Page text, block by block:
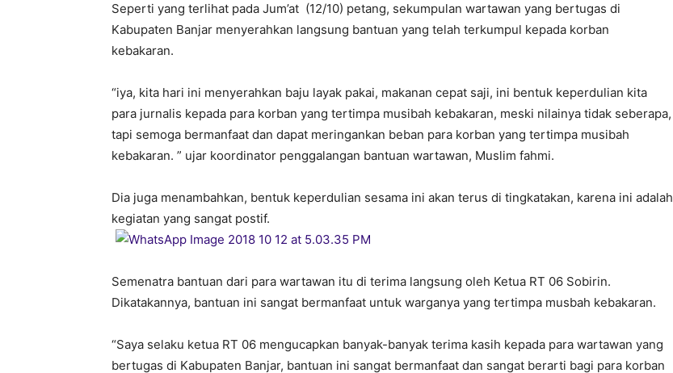
Seperti yang terlihat pada Jum’at (12/10) petang, sekumpulan wartawan yang bertugas di
Kabupaten Banjar menyerahkan langsung bantuan yang telah terkumpul kepada korban
kebakaran.
“iya, kita hari ini menyerahkan baju layak pakai, makanan cepat saji, ini bentuk keperdulian kita
para jurnalis kepada para korban yang tertimpa musibah kebakaran, meski nilainya tidak seberapa,
tapi semoga bermanfaat dan dapat meringankan beban para korban yang tertimpa musibah
kebakaran. ” ujar koordinator penggalangan bantuan wartawan, Muslim fahmi.
Dia juga menambahkan, bentuk keperdulian sesama ini akan terus di tingkatakan, karena ini adalah
kegiatan yang sangat postif.
Semenatra bantuan dari para wartawan itu di terima langsung oleh Ketua RT 06 Sobirin.
Dikatakannya, bantuan ini sangat bermanfaat untuk warganya yang tertimpa musbah kebakaran.
“Saya selaku ketua RT 06 mengucapkan banyak-banyak terima kasih kepada para wartawan yang
bertugas di Kabupaten Banjar, bantuan ini sangat bermanfaat dan sangat berarti bagi para korban